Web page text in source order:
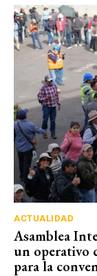
ACTUALIDAD
Asamblea
un operativo
para la